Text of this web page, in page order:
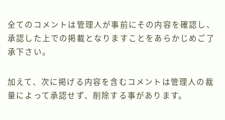
全てのコメントは管理人が事前にその内容を確認し、
承認した上での掲載となりますことをあらかじめご了
承下さい。
加えて、次に掲げる内容を含むコメントは管理人の裁
量によって承認せず、削除する事があります。